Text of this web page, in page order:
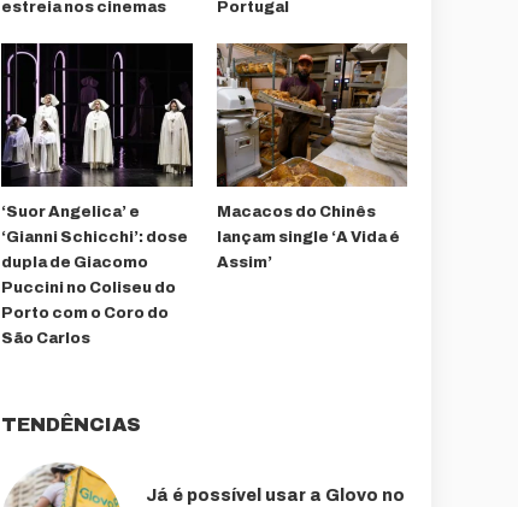
estreia nos cinemas Portugal
‘Suor Angelica’ e
‘Gianni Schicchi’: dose
dupla de Giacomo
Puccini no Coliseu do
Porto com o Coro do
São Carlos
Macacos do Chinês
lançam single ‘A Vida é
Assim’
TENDÊNCIAS
Já é possível usar a Glovo no